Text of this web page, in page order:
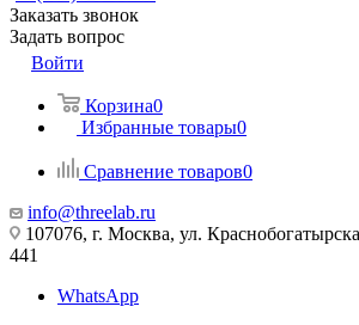
Заказать звонок
Задать вопрос
Войти
Корзина0
Избранные товары0
Сравнение товаров0
info@threelab.ru
107076, г. Москва, ул.
441
WhatsApp